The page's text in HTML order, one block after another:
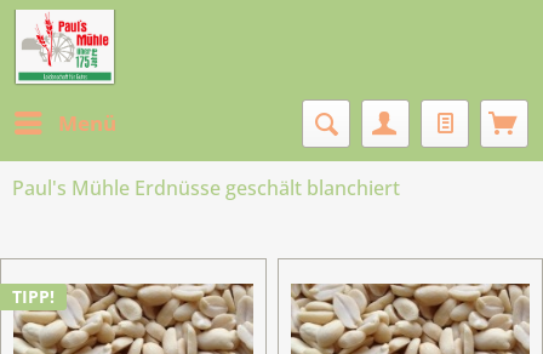
Menü
Paul's Mühle Erdnüsse geschält blanchiert
TIPP!